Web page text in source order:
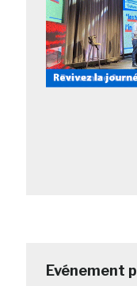
Evénement